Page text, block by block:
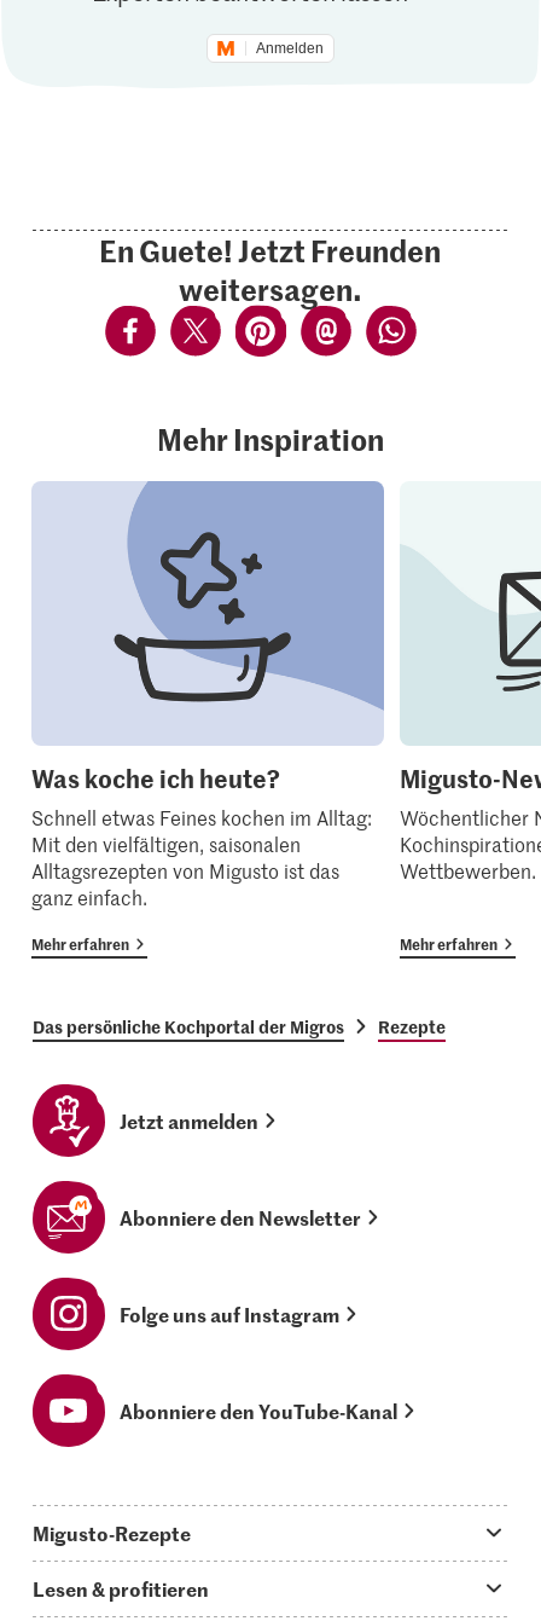
Anmelden
En Guete! Jetzt Freunden
weitersagen.
Mehr Inspiration
Was koche ich heute?
Schnell etwas Feines kochen im Alltag:
Mit den vielfältigen, saisonalen
Alltagsrezepten von Migusto ist das
ganz einfach.
Mehr erfahren
Migusto-
Wöchentlicher
Wettbewerben.
Mehr erfahren
Das persönliche Kochportal der Migros Rezepte
Jetzt anmelden
Abonniere den Newsletter
Folge uns auf Instagram
Abonniere den YouTube-Kanal
Migusto-Rezepte
Lesen & profitieren